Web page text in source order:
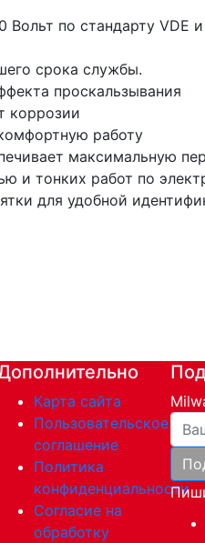
по стандарту VDE
срока службы.
проскальзывания
коррозии
работу
максимальную
и тонких работ по
для удобной
Карта сайта
Пользовательское
соглашение
Политика
конфиденциальности
Согласие на
обработку